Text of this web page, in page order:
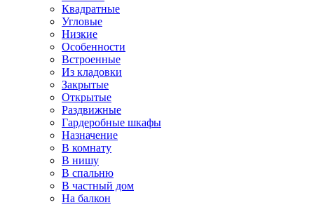
Квадратные
Угловые
Низкие
Особенности
Встроенные
Из кладовки
Закрытые
Открытые
Раздвижные
Гардеробные шкафы
Назначение
В комнату
В нишу
В спальню
В частный дом
На балкон